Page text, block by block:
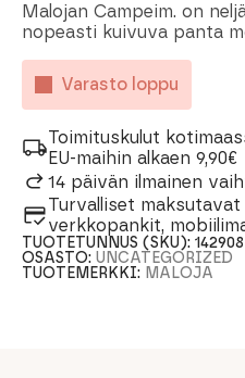
Malojan Campeim. on
nopeasti kuivuva panta
Varasto loppu
Toimituskulut
EU-maihin alkaen 9,90€
14 päivän ilmainen
Turvalliset
verkkopankit,
TUOTETUNNUS (SKU):142908
OSASTO:UNCATEGORIZED
TUOTEMERKKI: MALOJA